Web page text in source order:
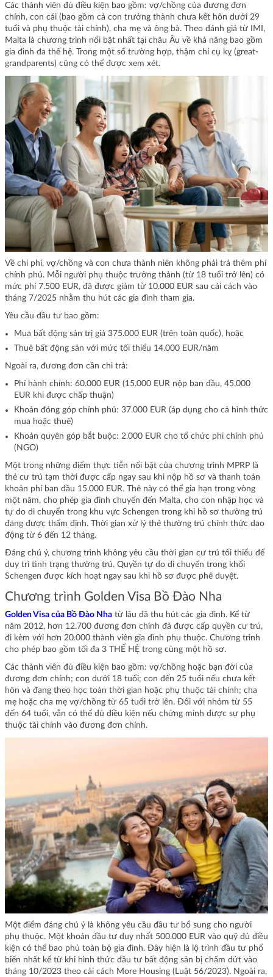
Các thành viên đủ điều kiện bao gồm: vợ/chồng của đương đơn
chính, con cái (bao gồm cả con trưởng thành chưa kết hôn dưới 29
tuổi và phụ thuộc tài chính), cha mẹ và ông bà. Theo đánh giá từ IMI,
Malta là chương trình nổi bật nhất tại châu Âu về khả năng bao gồm
gia đình đa thế hệ. Trong một số trường hợp, thậm chí cụ kỵ (great-
grandparents) cũng có thể được xem xét.
Về chi phí, vợ/chồng và con chưa thành niên không phải trả thêm phí
chính phủ. Mỗi người phụ thuộc trưởng thành (từ 18 tuổi trở lên) có
mức phí 7.500 EUR, đã được giảm từ 10.000 EUR sau cải cách vào
tháng 7/2025 nhằm thu hút các gia đình tham gia.
Yêu cầu đầu tư bao gồm:
Mua bất động sản trị giá 375.000 EUR (trên toàn quốc), hoặc
Thuê bất động sản với mức tối thiểu 14.000 EUR/năm
Ngoài ra, đương đơn cần chi trả:
Phí hành chính: 60.000 EUR (15.000 EUR nộp ban đầu, 45.000
EUR khi được chấp thuận)
Khoản đóng góp chính phủ: 37.000 EUR (áp dụng cho cả hình thức
mua hoặc thuê)
Khoản quyên góp bắt buộc: 2.000 EUR cho tổ chức phi chính phủ
(NGO)
Một trong những điểm thực tiễn nổi bật của chương trình MPRP là
thẻ cư trú tạm thời được cấp ngay sau khi nộp hồ sơ và thanh toán
khoản phí ban đầu 15.000 EUR. Thẻ này có thể gia hạn trong vòng
một năm, cho phép gia đình chuyển đến Malta, cho con nhập học và
tự do di chuyển trong khu vực Schengen trong khi hồ sơ thường trú
đang được thẩm định. Thời gian xử lý thẻ thường trú chính thức dao
động từ 6 đến 12 tháng.
Đáng chú ý, chương trình không yêu cầu thời gian cư trú tối thiểu để
duy trì tình trạng thường trú. Quyền tự do di chuyển trong khối
Schengen được kích hoạt ngay sau khi hồ sơ được phê duyệt.
Chương trình Golden Visa Bồ Đào Nha
Golden Visa của Bồ Đào Nha từ lâu đã thu hút các gia đình. Kể từ
năm 2012, hơn 12.700 đương đơn chính đã được cấp quyền cư trú,
đi kèm với hơn 20.000 thành viên gia đình phụ thuộc. Chương trình
cho phép bao gồm tối đa 3 THẾ HỆ trong cùng một hồ sơ.
Các thành viên đủ điều kiện bao gồm: vợ/chồng hoặc bạn đời của
đương đơn chính; con dưới 18 tuổi; con đến 25 tuổi nếu chưa kết
hôn và đang theo học toàn thời gian hoặc phụ thuộc tài chính; cha
mẹ hoặc cha mẹ vợ/chồng từ 65 tuổi trở lên. Đối với nhóm từ 55
đến 64 tuổi, vẫn có thể đủ điều kiện nếu chứng minh được sự phụ
thuộc tài chính vào đương đơn chính.
Một điểm đáng chú ý là không yêu cầu đầu tư bổ sung cho người
phụ thuộc. Một khoản đầu tư duy nhất 500.000 EUR vào quỹ đủ điều
kiện có thể bao phủ toàn bộ gia đình. Đây hiện là lộ trình đầu tư phổ
biến nhất kể từ khi hình thức đầu tư bất động sản bị chấm dứt vào
tháng 10/2023 theo cải cách More Housing (Luật 56/2023). Ngoài ra,